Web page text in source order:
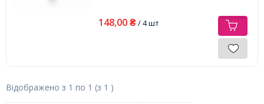
148,00 ₴/ 4 шт
Відображено з 1 по 1 (з 1 )